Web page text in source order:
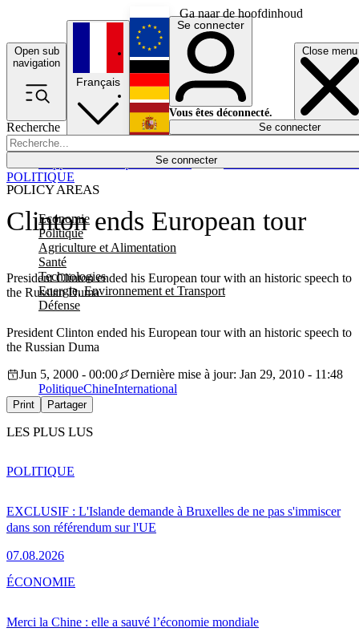
Ga naar de hoofdinhoud
Open sub
navigation
Close menu
Recherche
Se connecter
POLICY AREAS
Economie
Politique
Agriculture et Alimentation
Santé
Technologies
Energie, Environnement et Transport
Défense
Économie
Français
English
Deutsch
Español
Se connecter
Vous êtes déconnecté.
Se connecter
Clinton ends European tour
President Clinton ended his European tour with an historic speech to
the Russian Duma
POLITIQUE
President Clinton ended his European tour with an historic speech to
the Russian Duma
Jun 5, 2000 - 00:00
Dernière mise à jour: Jan 29, 2010 - 11:48
PolitiqueChineInternational
Print Partager
LES PLUS LUS
EXCLUSIF : L'Islande demande à Bruxelles de ne pas s'immiscer
dans son référendum sur l'UE
07.08.2026
POLITIQUE
Merci la Chine : elle a sauvé l’économie mondiale
ÉCONOMIE